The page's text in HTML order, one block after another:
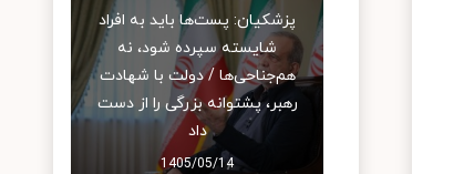
پزشکیان: پست‌ها باید به افراد
شایسته سپرده شود، نه
هم‌جناحی‌ها / دولت با شهادت
رهبر، پشتوانه بزرگی را از دست
داد
1405/05/14